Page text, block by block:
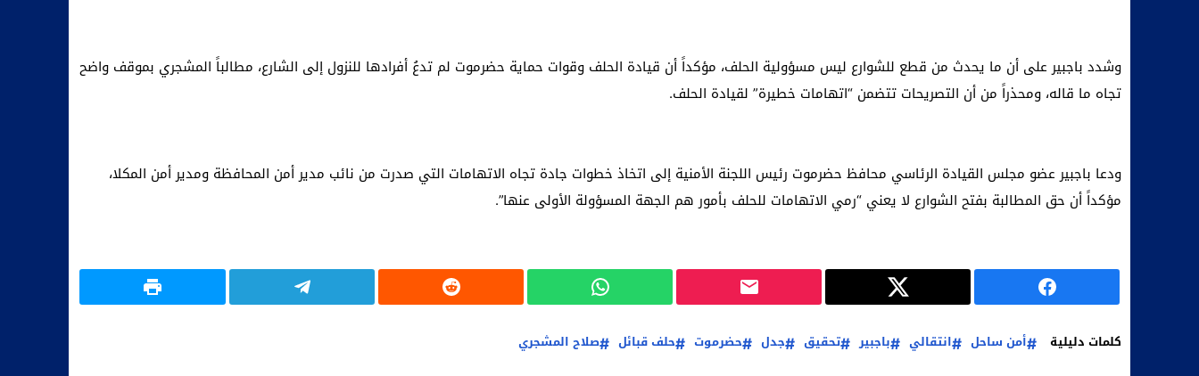
وشدد باجبير على أن ما يحدث من قطع للشوارع ليس مسؤولية الحلف، مؤكداً أن قيادة الحلف وقوات حماية حضرموت لم تدعُ أفرادها للنزول إلى الشارع، مطالباً المشجري بموقف واضح
تجاه ما قاله، ومحذراً من أن التصريحات تتضمن “اتهامات خطيرة” لقيادة الحلف.
ودعا باجبير عضو مجلس القيادة الرئاسي محافظ حضرموت رئيس اللجنة الأمنية إلى اتخاذ خطوات جادة تجاه الاتهامات التي صدرت من نائب مدير أمن المحافظة ومدير أمن المكلا،
مؤكداً أن حق المطالبة بفتح الشوارع لا يعني “رمي الاتهامات للحلف بأمور هم الجهة المسؤولة الأولى عنها”.
كلمات دليلية أمن ساحل انتقالي باجبير تحقيق جدل حضرموت حلف قبائل صلاح المشجري